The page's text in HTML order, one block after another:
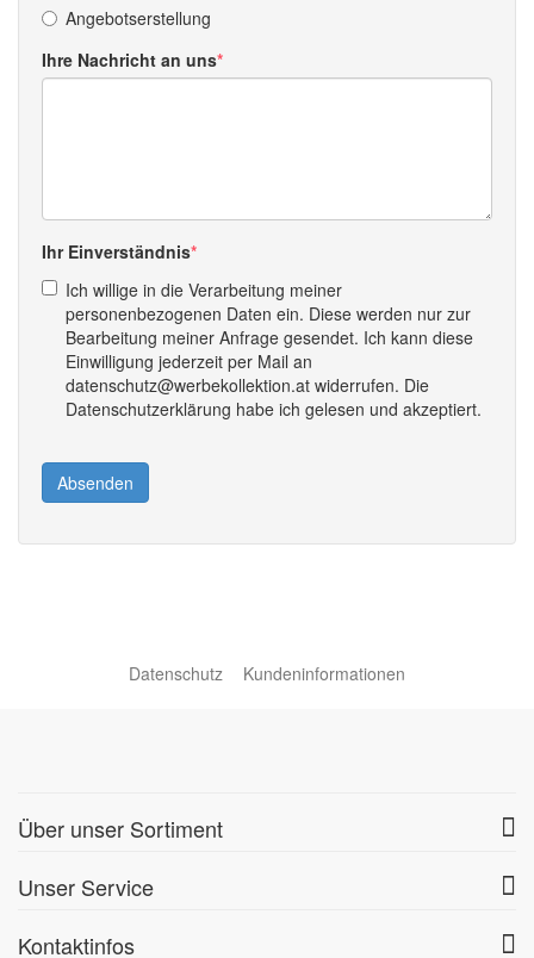
Angebotserstellung
Ihre Nachricht an uns
Ihr Einverständnis
Ich willige in die Verarbeitung meiner
personenbezogenen Daten ein. Diese werden nur zur
Bearbeitung meiner Anfrage gesendet. Ich kann diese
Einwilligung jederzeit per Mail an
datenschutz@werbekollektion.at widerrufen. Die
Datenschutzerklärung habe ich gelesen und akzeptiert.
Absenden
Datenschutz Kundeninformationen
Über unser Sortiment
Unser Service
Kontaktinfos